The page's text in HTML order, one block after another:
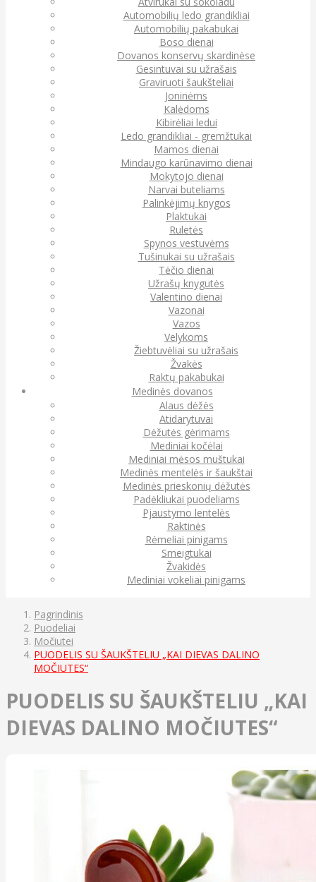
Automobilių ledo grandikliai
Automobilių pakabukai
Boso dienai
Dovanos konservų skardinėse
Gesintuvai su užrašais
Graviruoti šaukšteliai
Joninėms
Kalėdoms
Kibirėliai ledui
Ledo grandikliai - gremžtukai
Mamos dienai
Mindaugo karūnavimo dienai
Mokytojo dienai
Narvai buteliams
Palinkėjimų knygos
Plaktukai
Ruletės
Spynos vestuvėms
Tušinukai su užrašais
Tėčio dienai
Užrašų knygutės
Valentino dienai
Vazonai
Vazos
Velykoms
Žiebtuvėliai su užrašais
Žvakės
Raktų pakabukai
Medinės dovanos
Alaus dėžės
Atidarytuvai
Dėžutės gėrimams
Mediniai kočėlai
Mediniai mėsos muštukai
Medinės mentelės ir šaukštai
Medinės prieskonių dėžutės
Padėkliukai puodeliams
Pjaustymo lentelės
Raktinės
Rėmeliai pinigams
Smeigtukai
Žvakidės
Mediniai vokeliai pinigams
Pagrindinis
Puodeliai
Močiutei
PUODELIS SU ŠAUKŠTELIU „KAI DIEVAS DALINO
MOČIUTES“
PUODELIS SU ŠAUKŠTELIU „KAI
DIEVAS DALINO MOČIUTES“